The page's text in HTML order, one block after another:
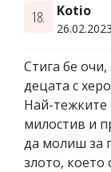
18. Kotio
Стига бе
децата с
Най-тежките
милостив и
да молиш за
злото,